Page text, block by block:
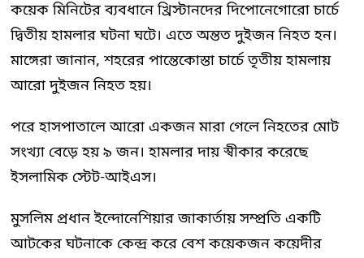
কয়েক মিনিটের ব্যবধানে খ্রিস্টানদের দিপোনেগোরো চার্চে
দ্বিতীয় হামলার ঘটনা ঘটে। এতে অন্তত দুইজন নিহত হন।
মাঙ্গেরা জানান, শহরের পান্তেকোস্তা চার্চে তৃতীয় হামলায়
আরো দুইজন নিহত হয়।
পরে হাসপাতালে আরো একজন মারা গেলে নিহতের মোট
সংখ্যা বেড়ে হয় ৯ জন। হামলার দায় স্বীকার করেছে
ইসলামিক স্টেট-আইএস।
মুসলিম প্রধান ইন্দোনেশিয়ার জাকার্তায় সম্প্রতি একটি
আটকের ঘটনাকে কেন্দ্র করে বেশ কয়েকজন কয়েদীর